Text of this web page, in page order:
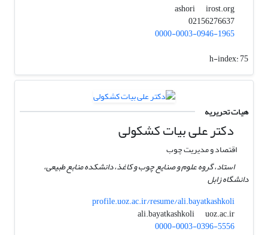
ashori
irost.org
02156276637
0000-0003-0946-1965
h-index:75
هیات تحریریه
دکتر علی بیات کشکولی
اقتصاد و مدیریت چوب
استاد، گروه علوم و صنایع چوب و کاغذ، دانشکده منابع طبیعی،
دانشگاه زابل
profile.uoz.ac.ir/resume/ali.bayatkashkoli
ali.bayatkashkoli
uoz.ac.ir
0000-0003-0396-5556